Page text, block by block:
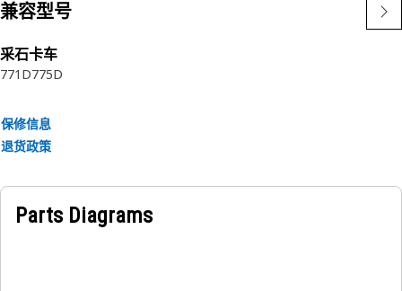
兼容型号
采石卡车
771D775D
保修信息
退货政策
Parts Diagrams